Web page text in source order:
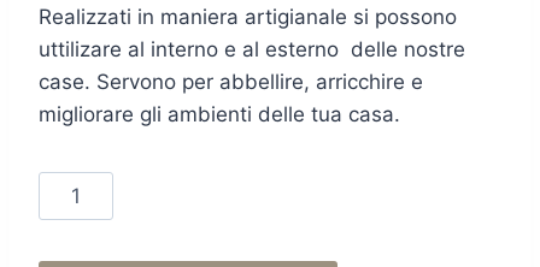
Realizzati in maniera artigianale si possono
uttilizare al interno e al esterno delle nostre
case. Servono per abbellire, arricchire e
migliorare gli ambienti delle tua casa.
167